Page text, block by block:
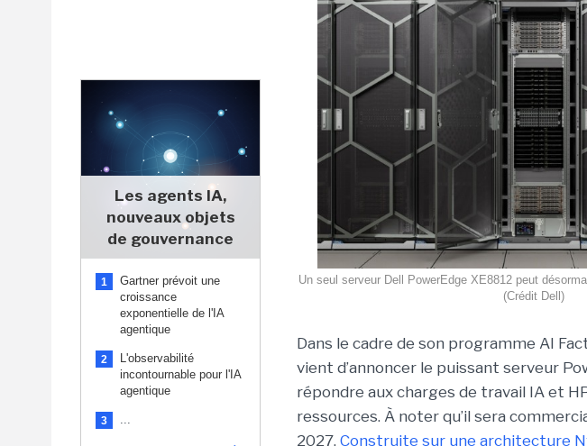
Les agents IA,
nouveaux objets
de gouvernance
1
Gartner prévoit une
croissance
exponentielle de l'IA
agentique
2
L'observabilité
incontournable pour l'IA
agentique
3 ...
Un seul serveur Dell PowerEdge XE8812 peut
(Crédit Dell)
Dans le cadre de son programme AI
vient d’annoncer le puissant serveur
répondre aux charges de travail IA et
ressources. À noter qu’il sera
2027. Construite sur une architecture